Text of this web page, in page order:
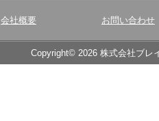
会社概要 お問い合わせ
Copyright© 2026 株式会社ブレ